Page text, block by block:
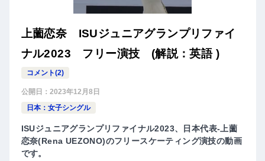
上薗恋奈 ISUジュニアグランプリファイ
ナル2023 フリー演技 (解説：英語 )
コメント(2)
公開日： 2023年12月8日
日本：女子シングル
ISUジュニアグランプリファイナル2023、日本代表-上薗
恋奈(Rena UEZONO)のフリースケーティング演技の動画
です。